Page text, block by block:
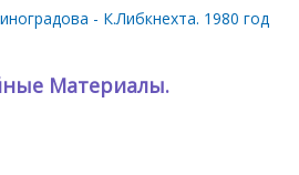
- К.Либкнехта. 1980 год
Материалы.